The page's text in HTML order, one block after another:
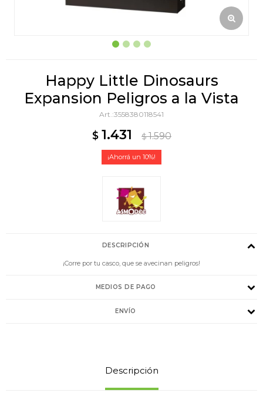
Happy Little Dinosaurs
Expansion Peligros a la Vista
3558380118541
$ 1.431 $ 1.590
10
DESCRIPCIÓN
¡Corre por tu casco, que se avecinan peligros!
MEDIOS DE PAGO
ENVÍO
Descripción